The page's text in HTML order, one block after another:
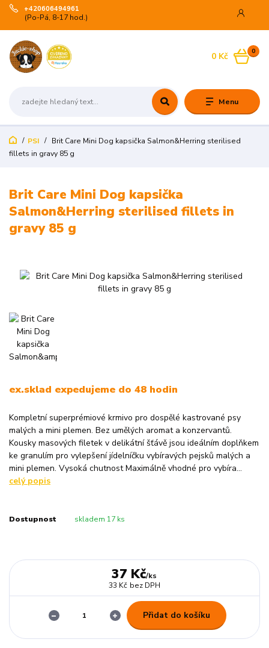
Menu
+420606494961
(Po-Pá, 8-17 hod.)
0
0 Kč
PSI
Brit Care Mini Dog kapsička Salmon&Herring sterilised
fillets in gravy 85 g
Brit Care Mini Dog kapsička
Salmon&Herring sterilised fillets in
gravy 85 g
ex.sklad expedujeme do 48 hodin
Kompletní superprémiové krmivo pro dospělé kastrované psy
malých a mini plemen. Bez umělých aromat a konzervantů.
Kousky masových filetek v delikátní šťávě jsou ideálním doplňkem
ke granulím pro vylepšení jídelníčku vybíravých pejsků malých a
mini plemen. Vysoká chutnost Maximálně vhodné pro vybíra...
celý popis
Dostupnost skladem 17 ks
37 Kč/ks
33 Kč bez DPH
Přidat do košíku